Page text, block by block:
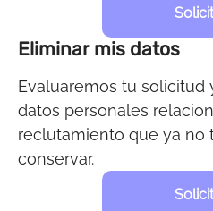
Eliminar mis datos
Evaluaremos tu solicitud
datos personales
reclutamiento que ya no
conservar.